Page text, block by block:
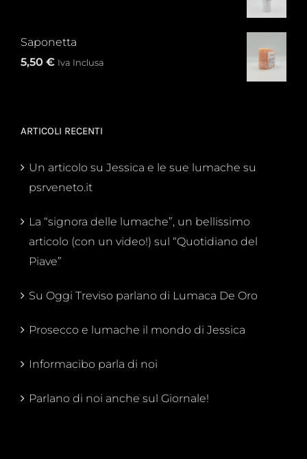
Saponetta
5,50 € Iva Inclusa
ARTICOLI RECENTI
Un articolo su Jessica e le sue lumache su
psrveneto.it
La “signora delle lumache”, un bellissimo
articolo (con un video!) sul “Quotidiano del
Piave”
Su Oggi Treviso parlano di Lumaca De Oro
Prosecco e lumache il mondo di Jessica
Informacibo parla di noi
Parlano di noi anche sul Giornale!